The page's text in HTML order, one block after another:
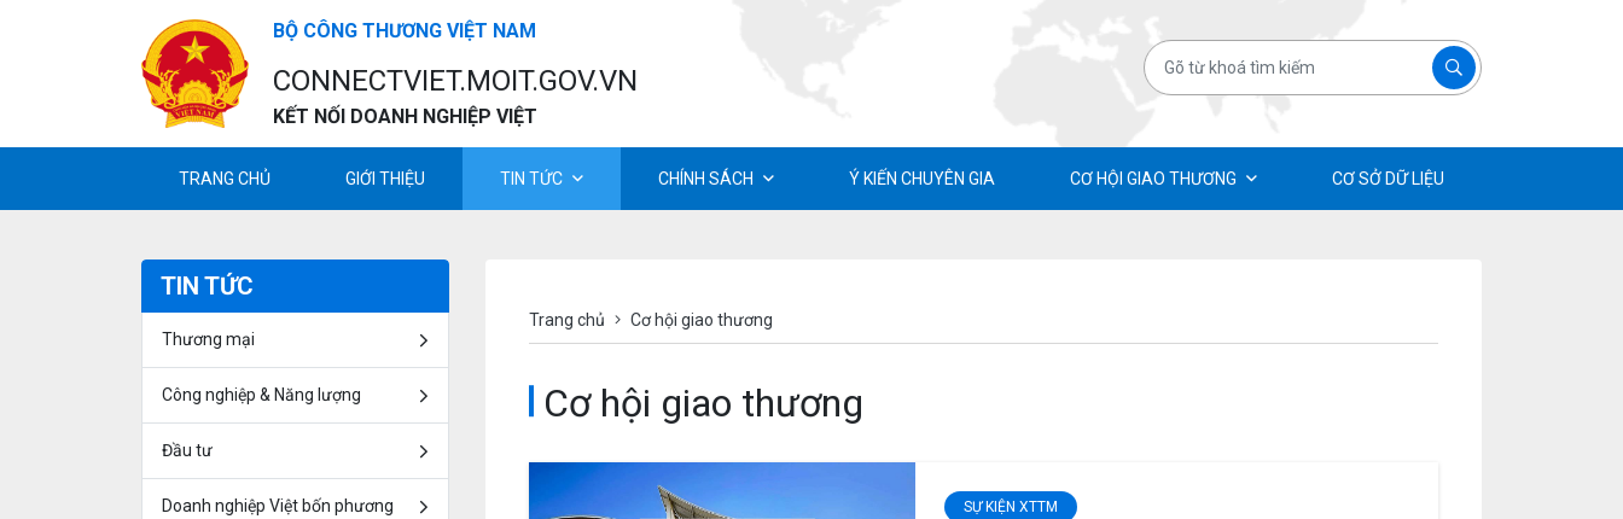
BỘ CÔNG THƯƠNG VIỆT NAM
CONNECTVIET.MOIT.GOV.VN
KẾT NỐI DOANH NGHIỆP VIỆT
TRANG CHỦ GIỚI THIỆU TIN TỨC CHÍNH SÁCH Ý KIẾN CHUYÊN GIA CƠ HỘI GIAO THƯƠNG CƠ SỞ DỮ LIỆU
Trang chủ Cơ hội giao thương
Cơ hội giao thương
SỰ KIỆN XTTM
TIN TỨC
Thương mại
Công nghiệp & Năng lượng
Đầu tư
Doanh nghiệp Việt bốn phương